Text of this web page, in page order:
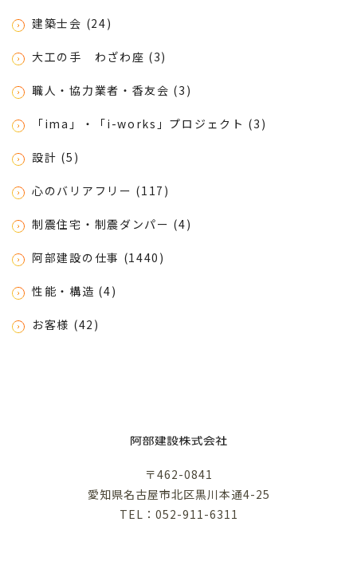
建築士会 (24)
大工の手 わざわ座 (3)
職人・協力業者・香友会 (3)
「ima」・「i-works」プロジェクト (3)
設計 (5)
心のバリアフリー (117)
制震住宅・制震ダンパー (4)
阿部建設の仕事 (1440)
性能・構造 (4)
お客様 (42)
〒462-0841
愛知県名古屋市北区黒川本通4-25
TEL：052-911-6311